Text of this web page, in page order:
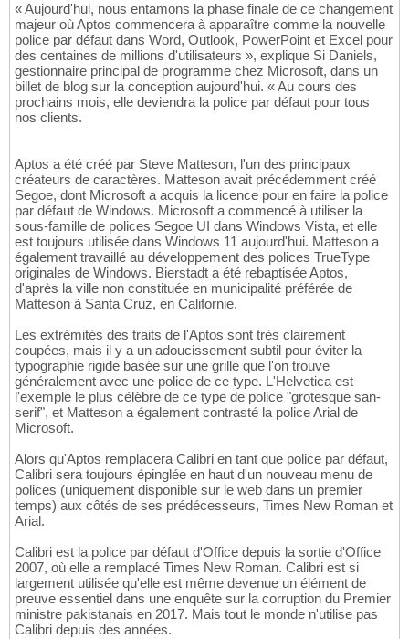
« Aujourd'hui, nous entamons la phase finale de ce changement
majeur où Aptos commencera à apparaître comme la nouvelle
police par défaut dans Word, Outlook, PowerPoint et Excel pour
des centaines de millions d'utilisateurs », explique Si Daniels,
gestionnaire principal de programme chez Microsoft, dans un
billet de blog sur la conception aujourd'hui. « Au cours des
prochains mois, elle deviendra la police par défaut pour tous
nos clients.
Aptos a été créé par Steve Matteson, l'un des principaux
créateurs de caractères. Matteson avait précédemment créé
Segoe, dont Microsoft a acquis la licence pour en faire la police
par défaut de Windows. Microsoft a commencé à utiliser la
sous-famille de polices Segoe UI dans Windows Vista, et elle
est toujours utilisée dans Windows 11 aujourd'hui. Matteson a
également travaillé au développement des polices TrueType
originales de Windows. Bierstadt a été rebaptisée Aptos,
d'après la ville non constituée en municipalité préférée de
Matteson à Santa Cruz, en Californie.
Les extrémités des traits de l'Aptos sont très clairement
coupées, mais il y a un adoucissement subtil pour éviter la
typographie rigide basée sur une grille que l'on trouve
généralement avec une police de ce type. L'Helvetica est
l'exemple le plus célèbre de ce type de police "grotesque san-
serif", et Matteson a également contrasté la police Arial de
Microsoft.
Alors qu'Aptos remplacera Calibri en tant que police par défaut,
Calibri sera toujours épinglée en haut d'un nouveau menu de
polices (uniquement disponible sur le web dans un premier
temps) aux côtés de ses prédécesseurs, Times New Roman et
Arial.
Calibri est la police par défaut d'Office depuis la sortie d'Office
2007, où elle a remplacé Times New Roman. Calibri est si
largement utilisée qu'elle est même devenue un élément de
preuve essentiel dans une enquête sur la corruption du Premier
ministre pakistanais en 2017. Mais tout le monde n'utilise pas
Calibri depuis des années.